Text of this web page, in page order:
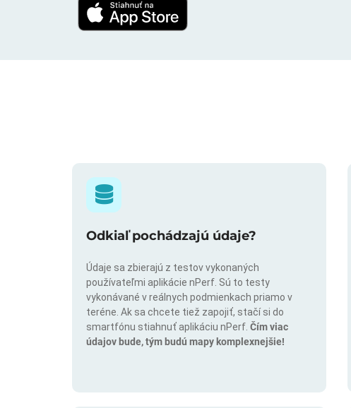
Odkiaľ pochádzajú údaje?
Údaje sa zbierajú z testov vykonaných
používateľmi aplikácie nPerf. Sú to testy
vykonávané v reálnych podmienkach priamo v
teréne. Ak sa chcete tiež zapojiť, stačí si do
smartfónu stiahnuť aplikáciu nPerf. Čím viac
údajov bude, tým budú mapy komplexnejšie!